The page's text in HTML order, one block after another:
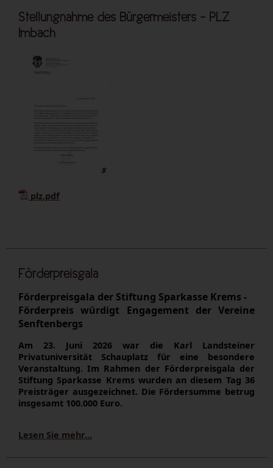
Stellungnahme des Bürgermeisters - PLZ
Imbach
plz.pdf
Förderpreisgala
Förderpreisgala der Stiftung Sparkasse Krems -
Förderpreis würdigt Engagement der Vereine
Senftenbergs
Am 23. Juni 2026 war die Karl Landsteiner
Privatuniversität Schauplatz für eine besondere
Veranstaltung. Im Rahmen der Förderpreisgala der
Stiftung Sparkasse Krems wurden an diesem Tag 36
Preisträger ausgezeichnet. Die Fördersumme betrug
insgesamt 100.000 Euro.
Lesen Sie mehr...